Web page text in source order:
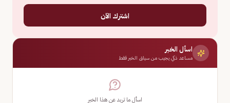
اشترك الآن
اسأل الخبر
مساعد ذكي يجيب من سياق الخبر فقط
اسأل ما تريد عن هذا الخبر